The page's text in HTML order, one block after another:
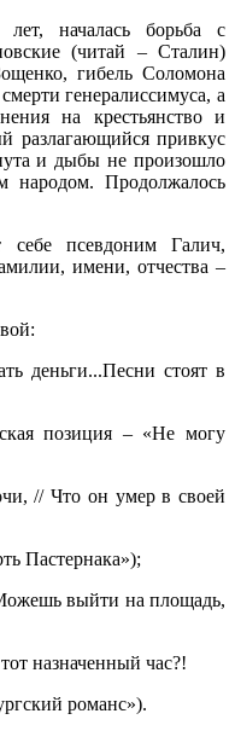
началась борьба с
(читай – Сталин)
гибель Соломона
генералиссимуса, а
на крестьянство и
разлагающийся привкус
и дыбы не произошло
народом. Продолжалось
себе псевдоним Галич,
имени, отчества –
деньги...Песни стоят в
позиция – «Не могу
// Что он умер в своей
Пастернака»);
выйти на площадь,
назначенный час?!
романс»).